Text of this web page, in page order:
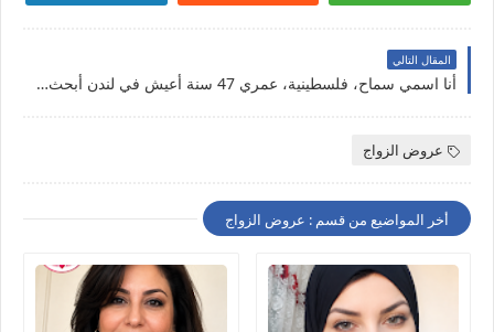
المقال التالي
أنا اسمي سماح، فلسطينية، عمري 47 سنة أعيش في لندن أبحث عن شريك الحياة للزواج الحلال و الاستقرار في إنجلترا
عروض الزواج
أخر المواضيع من قسم : عروض الزواج